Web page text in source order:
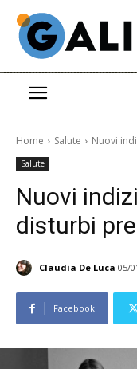
Home Salute Nuovi
Salute
Nuovi
disturbi
Claudia De Luca 05/
Facebook